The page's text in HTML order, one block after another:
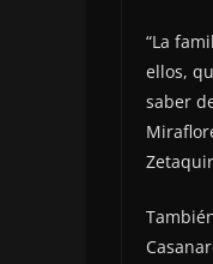
“La
ellos,
saber